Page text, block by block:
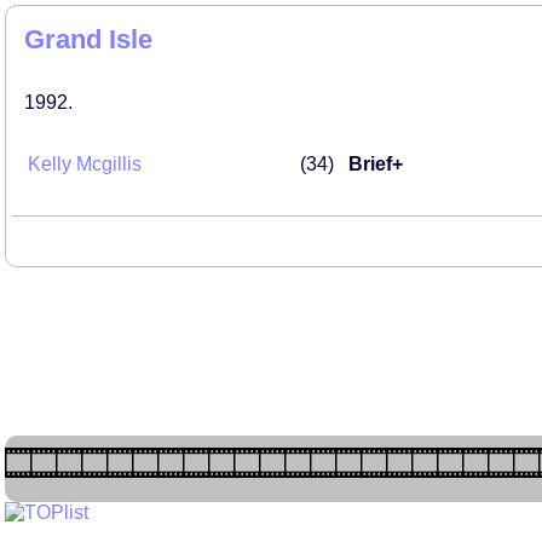
Grand Isle
1992
Kelly Mcgillis 34 Brief+